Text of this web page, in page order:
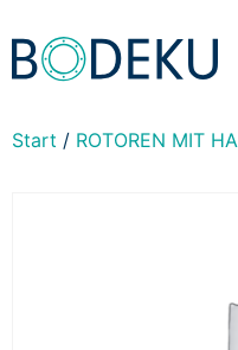
Start / ROTOREN MIT